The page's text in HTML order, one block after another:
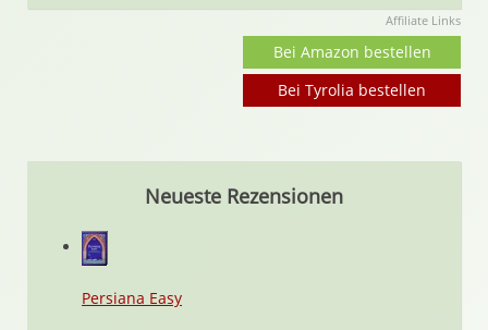
Affiliate Links
Bei Amazon bestellen
Bei Tyrolia bestellen
Neueste Rezensionen
Persiana Easy